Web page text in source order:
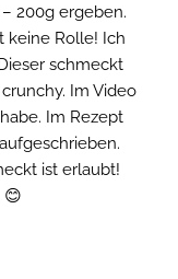
200g ergeben.
keine Rolle! Ich
schmeckt
Im Video
Im Rezept
ist erlaubt!
😊